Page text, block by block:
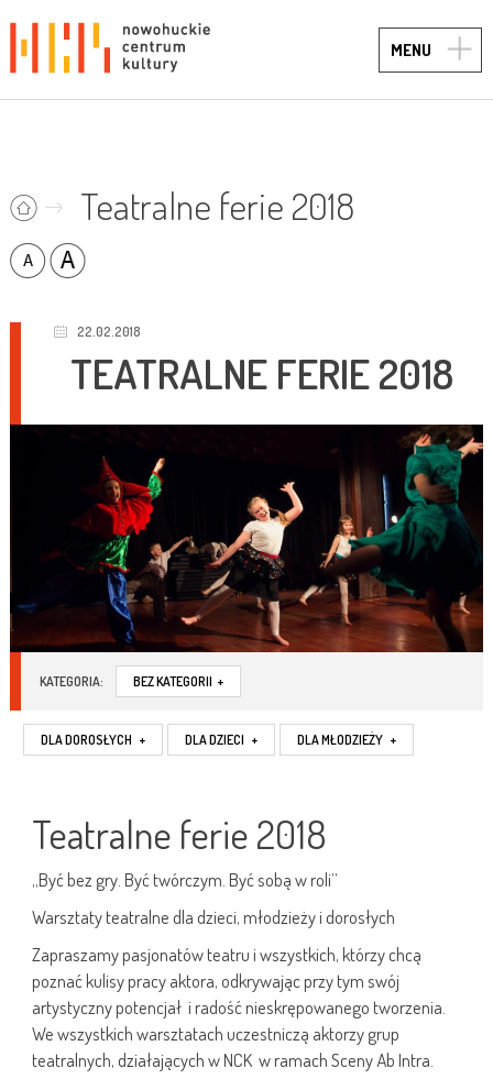
MENU
Teatralne ferie 2018
22.02.2018
TEATRALNE FERIE 2018
KATEGORIA: BEZ KATEGORII +
DLA DOROSŁYCH + DLA DZIECI + DLA MŁODZIEŻY +
Teatralne ferie 2018
„Być bez gry. Być twórczym. Być sobą w roli”
Warsztaty teatralne dla dzieci, młodzieży i dorosłych
Zapraszamy pasjonatów teatru i wszystkich, którzy chcą
poznać kulisy pracy aktora, odkrywając przy tym swój
artystyczny potencjał i radość nieskrępowanego tworzenia.
We wszystkich warsztatach uczestniczą aktorzy grup
teatralnych, działających w NCK w ramach Sceny Ab Intra.